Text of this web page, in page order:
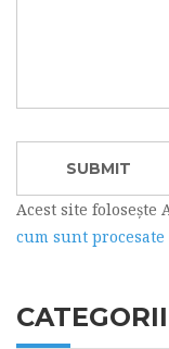
Acest site folosește
cum sunt
CATEGORII